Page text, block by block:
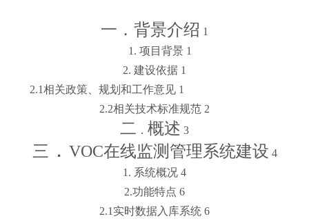
一． 背景介绍 1
1 . 项目背景 1
2. 建设依据 1
2.1相关政策、规划和工作意见 1
2.2相关技术标准规范 2
二 ． 概述 3
三 ． VOC在线监测管理系统建设 4
1 . 系统概况 4
2.功能特点 6
2.1实时数据入库系统 6